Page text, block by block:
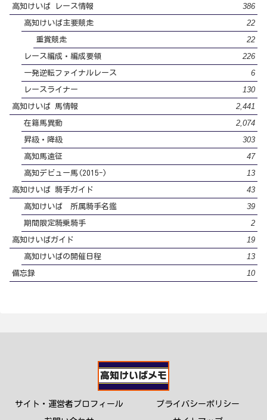
高知けいば レース情報 386
高知けいば主要競走 22
重賞競走 22
レース編成・編成要領 226
一発逆転ファイナルレース 6
レースライナー 130
高知けいば 馬情報 2,441
在籍馬異動 2,074
昇級・降級 303
高知馬遠征 47
高知デビュー馬(2015-) 13
高知けいば 騎手ガイド 43
高知けいば 所属騎手名鑑 39
期間限定騎乗騎手 2
高知けいばガイド 19
高知けいばの開催日程 13
備忘録 10
サイト・運営者プロフィール プライバシーポリシー